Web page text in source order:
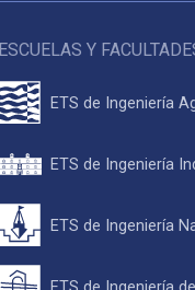
ESCUELAS Y
ETS de Ingeniería
ETS de Ingeniería
ETS de Ingeniería